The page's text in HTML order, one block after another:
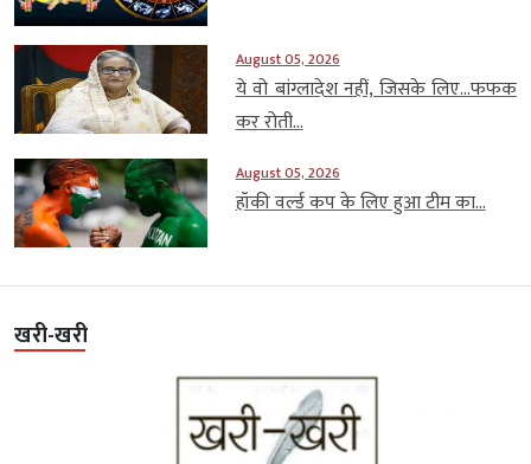
August 05, 2026
ये वो बांग्लादेश नहीं, जिसके लिए…फफक
कर रोती...
August 05, 2026
हॉकी वर्ल्ड कप के लिए हुआ टीम का...
खरी-खरी